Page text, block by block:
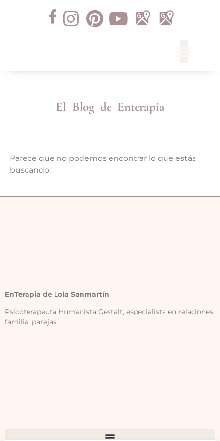
El Blog de Enterapia
Parece que no podemos encontrar lo que estás
buscando.
EnTerapia de Lola Sanmartín
Psicoterapeuta Humanista Gestalt, especialista en relaciones,
familia, parejas.